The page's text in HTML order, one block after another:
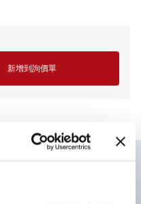
新增到詢價單